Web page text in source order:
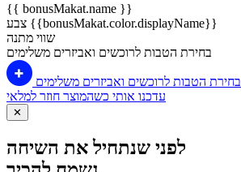
{{ bonusMakat.name }}
צבע {{bonusMakat.color.displayName}}
שווי מתנה
בחירת הטבות לרוכשים ואביזרים משלימים
בחירת הטבות לרוכשים ואביזרים משלימים
עדכנו אותי כשהמוצר חוזר למלאי
✕
לפני שנתחיל את השיחה